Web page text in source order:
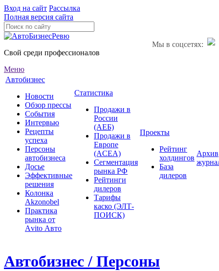
Вход на сайт Рассылка
Полная версия сайта
Мы в соцсетях:
Свой среди профессионалов
Меню
Автобизнес
Новости
Обзор прессы
События
Интервью
Рецепты
успеха
Персоны
автобизнеса
Досье
Эффективные
решения
Колонка
Akzonobel
Практика
рынка от
Аvito Авто
Статистика
Продажи в
России
(АЕБ)
Продажи в
Европе
(ACEA)
Сегментация
рынка РФ
Рейтинги
дилеров
Тарифы
каско (ЭЛТ-
ПОИСК)
Проекты
Рейтинг
холдингов
База
дилеров
Архив
Автобизнес / Персоны